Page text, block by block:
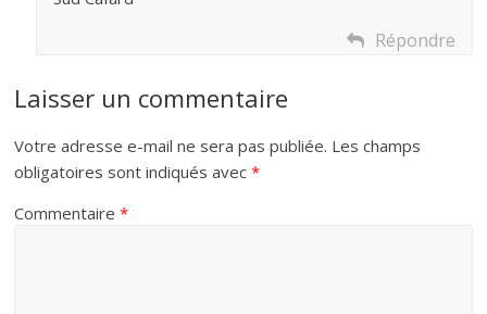
Répondre
Laisser un commentaire
Votre adresse e-mail ne sera pas publiée. Les champs
obligatoires sont indiqués avec*
Commentaire*